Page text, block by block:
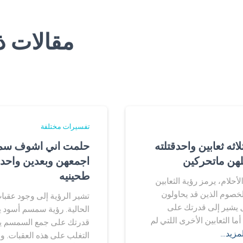
ثعابين واحدقتلته
ماتحركين
يرمز رؤية الثعابين
الذين قد يحاولون
يشير إلى قدرتك على
الثعابين الأخرى اللتي لم
تفسيرات مختلفة
حلمت اني اشوف
اجمعهن وبعدين
طحينيه
تشير الرؤية إلى وجود
الحالية. رؤية سمسم أسود
قدرتك على جمع السمسم
التغلب على هذه